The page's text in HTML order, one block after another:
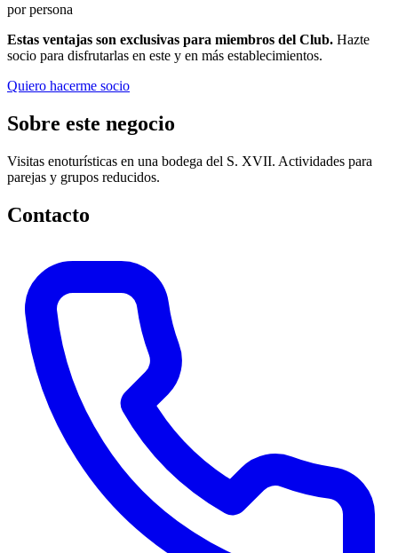
por persona
Estas ventajas son exclusivas para miembros del Club. Hazte
socio para disfrutarlas en este y en más establecimientos.
Quiero hacerme socio
Sobre este negocio
Visitas enoturísticas en una bodega del S. XVII. Actividades para
parejas y grupos reducidos.
Contacto